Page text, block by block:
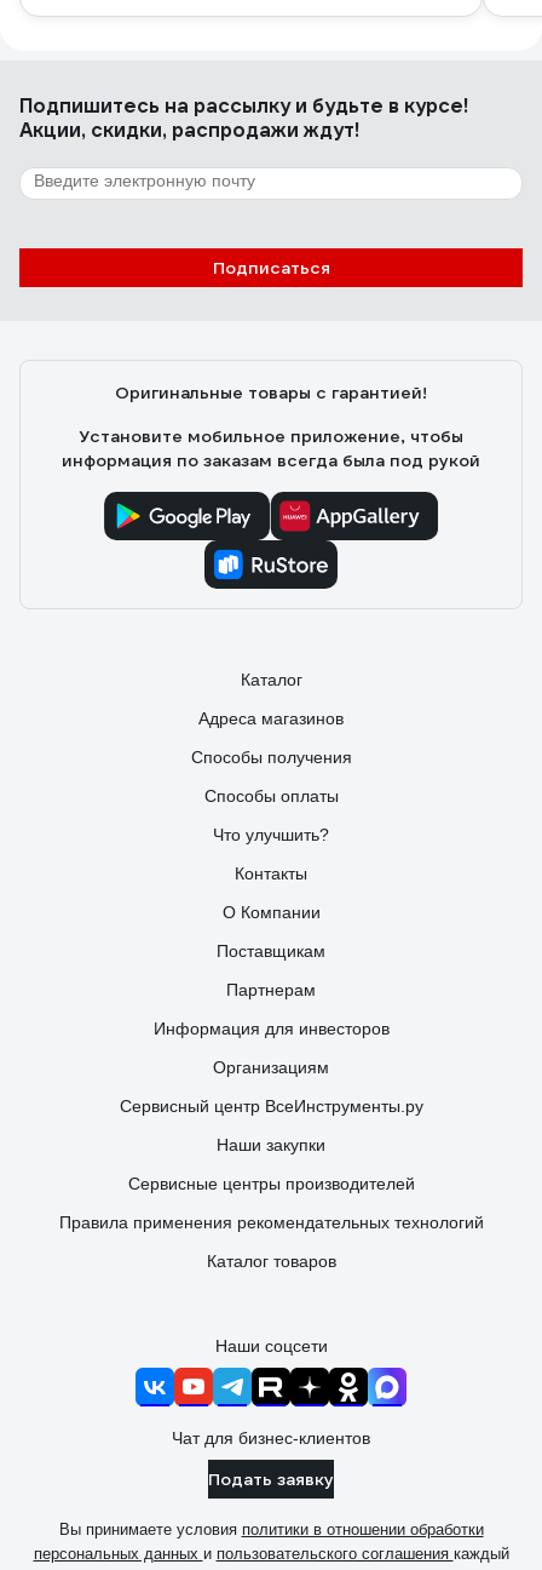
Подпишитесь на рассылкуи будьте в курсе!
Акции, скидки, распродажи ждут!
Подписаться
Оригинальные товары с гарантией!
Установите мобильное приложение, чтобы
информация по заказам всегда была под рукой
Каталог
Адреса магазинов
Способы получения
Способы оплаты
Что улучшить?
Контакты
О Компании
Поставщикам
Партнерам
Информация для инвесторов
Организациям
Сервисный центр ВсеИнструменты.ру
Наши закупки
Сервисные центры производителей
Правила применения рекомендательных технологий
Каталог товаров
Наши соцсети
Чат для бизнес-клиентов
Подать заявку
Вы принимаете условия политики в отношении обработки
персональных данных и пользовательского соглашения каждый